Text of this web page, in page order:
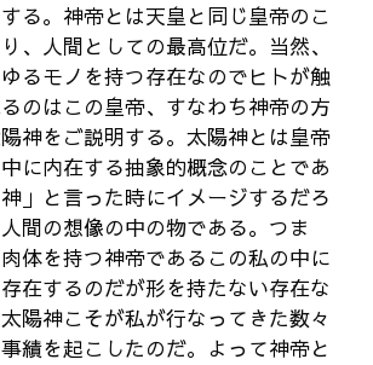
る。神帝とは天皇と同じ皇帝のこ
、人間としての最高位だ。当然、
るモノを持つ存在なのでヒトが触
のはこの皇帝、すなわち神帝の方
神をご説明する。太陽神とは皇帝
に内在する抽象的概念のことであ
」と言った時にイメージするだろ
間の想像の中の物である。つま
体を持つ神帝であるこの私の中に
在するのだが形を持たない存在な
陽神こそが私が行なってきた数々
績を起こしたのだ。よって神帝と